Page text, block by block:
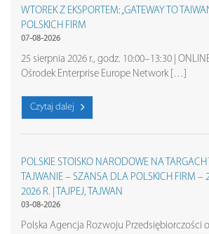
WTOREK Z EKSPORTEM: „GATEWAY TO
POLSKICH FIRM
07-08-2026
25 sierpnia 2026 r., godz. 10:00–13:30 |
Ośrodek Enterprise Europe Network […]
Czytaj dalej
POLSKIE STOISKO NARODOWE NA
TAJWANIE – SZANSA DLA POLSKICH FIRM
2026 R. | TAJPEJ, TAJWAN
03-08-2026
Polska Agencja Rozwoju Przedsiębiorczości